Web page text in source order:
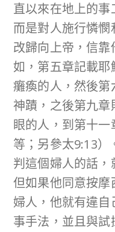
直以來在地上的事
而是對人施行憐
改歸向上帝，信靠
如，第五章記載
癱瘓的人，然後
神蹟，之後第九
眼的人，到第十
等；另參太9:13）
判這個婦人的話，
但如果他同意按
婦人，他就有違
事手法，並且與